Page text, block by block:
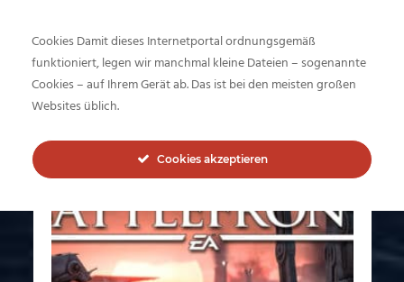
Tag - Slave I
Cookies Damit dieses Internetportal ordnungsgemäß
funktioniert, legen wir manchmal kleine Dateien – sogenannte
Cookies – auf Ihrem Gerät ab. Das ist bei den meisten großen
Websites üblich.
Cookies akzeptieren